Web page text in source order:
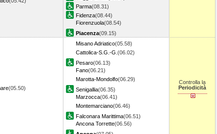
Parma(08.31)
Fidenza(08.44)
Fiorenzuola(08.54)
Piacenza(09.15)
(05.50)
Misano Adriatico(05.58)
Cattolica-S.G.-G. (06.02)
Pesaro(06.13)
Fano(06.21)
Marotta-Mondolfo(06.29)
Senigallia(06.35)
Marzocca(06.41)
Montemarciano(06.46)
Falconara Marittima(06.51)
Ancona Torrette(06.56)
Controlla la
Periodicità